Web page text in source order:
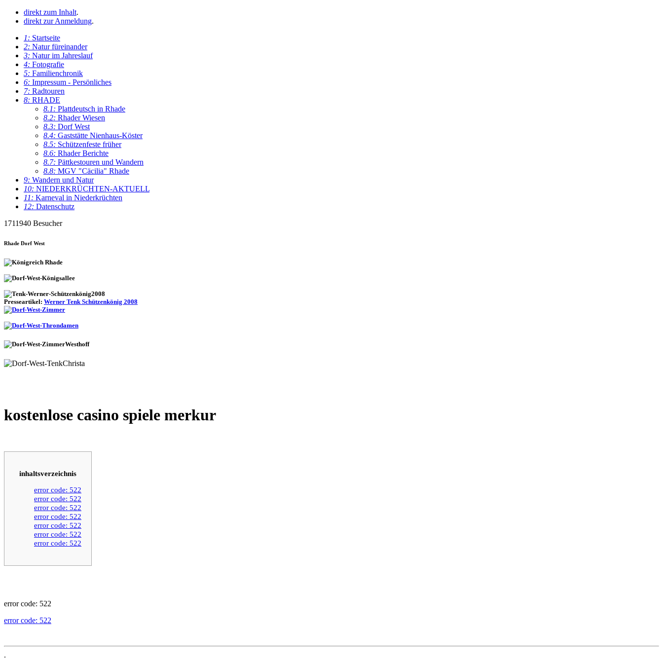
direkt zum Inhalt.
direkt zur Anmeldung.
1: Startseite
2: Natur füreinander
3: Natur im Jahreslauf
4: Fotografie
5: Familienchronik
6: Impressum - Persönliches
7: Radtouren
8: RHADE
8.1: Plattdeutsch in Rhade
8.2: Rhader Wiesen
8.3: Dorf West
8.4: Gaststätte Nienhaus-Köster
8.5: Schützenfeste früher
8.6: Rhader Berichte
8.7: Pättkestouren und Wandern
8.8: MGV "Cäcilia" Rhade
9: Wandern und Natur
10: NIEDERKRÜCHTEN-AKTUELL
11: Karneval in Niederkrüchten
12: Datenschutz
1711940 Besucher
Rhade Dorf West
Presseartikel: Werner Tenk Schützenkönig 2008
kostenlose casino spiele merkur
inhaltsverzeichnis
error code: 522
error code: 522
error code: 522
error code: 522
error code: 522
error code: 522
error code: 522
error code: 522
error code: 522
.